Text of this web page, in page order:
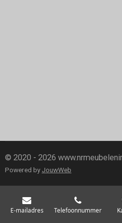
© 2020 - 2026
Powered by JouwWeb
E-mailadres Telefoonnummer